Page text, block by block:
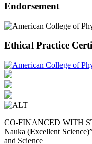
Endorsement
Ethical Practice
CO-FINANCED WITH
Nauka (Excellent
and Science